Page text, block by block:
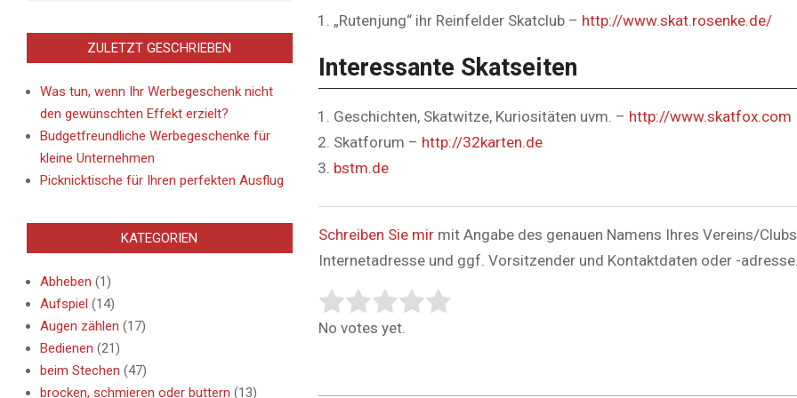
„Rutenjung“ ihr Reinfelder Skatclub – http://www.skat.rosenke.de/
Interessante Skatseiten
Geschichten, Skatwitze, Kuriositäten uvm. – http://www.skatfox.com
Skatforum – http://32karten.de
bstm.de
Schreiben Sie mirmit Angabe des genauen Namens Ihres Vereins/
Internetadresse und ggf. Vorsitzender und Kontaktdaten oder -
Rate this item:
Submit Rating
No votes yet.
ZULETZT GESCHRIEBEN
Was tun, wenn Ihr Werbegeschenk nicht
den gewünschten Effekt erzielt?
Budgetfreundliche Werbegeschenke für
kleine Unternehmen
Picknicktische für Ihren perfekten Ausflug
KATEGORIEN
Abheben (1)
Aufspiel (14)
Augen zählen (17)
Bedienen (21)
beim Stechen (47)
brocken, schmieren oder buttern (13)